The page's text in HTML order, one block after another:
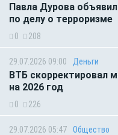
Павла Дурова
по делу о терроризме
0 208
29.07.2026 09:00 Деньги
ВТБ скорректировал
на 2026 год
0 226
29.07.2026 05:47 Общество